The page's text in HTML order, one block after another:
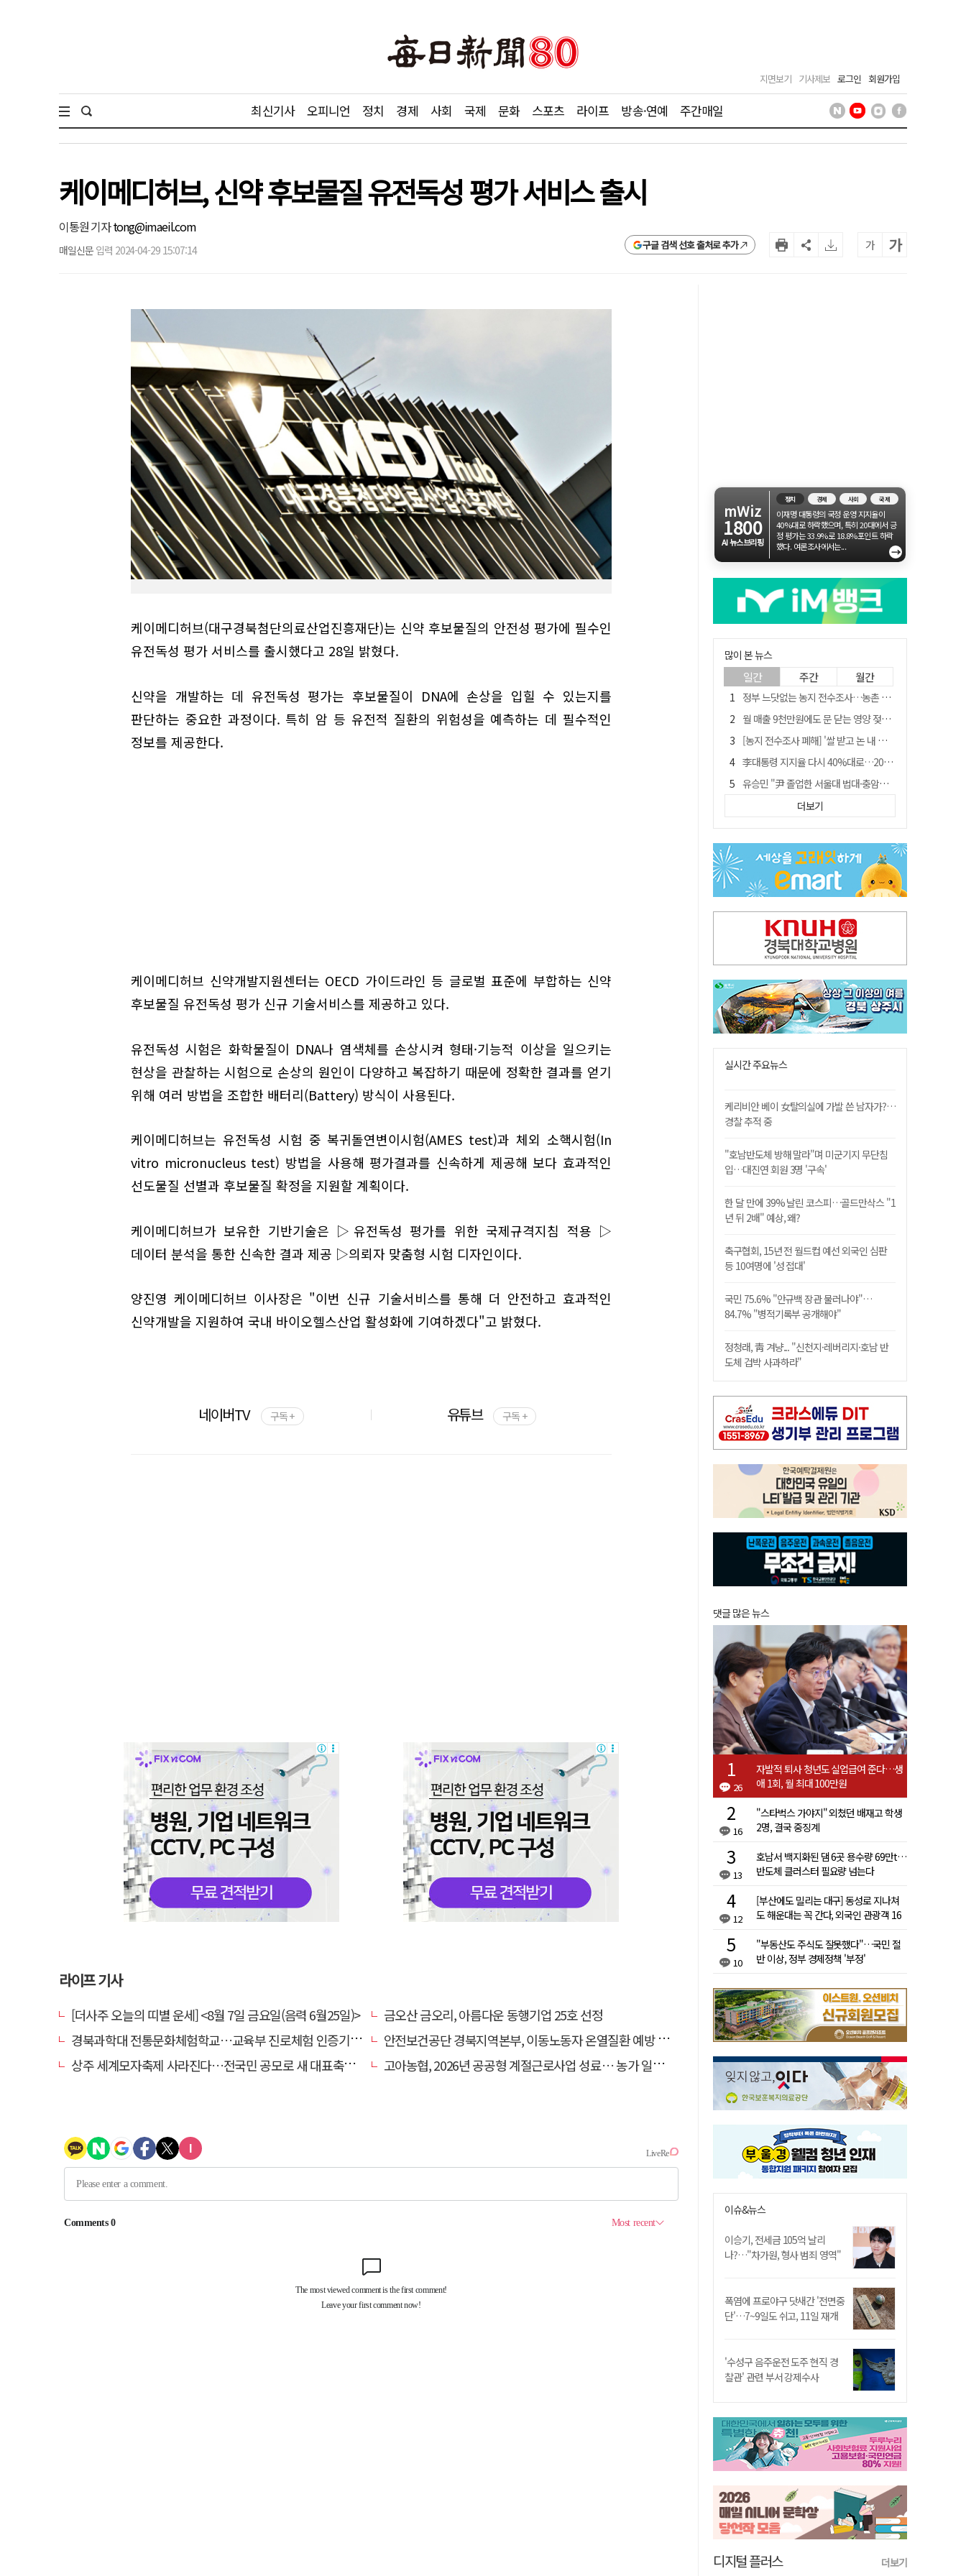
지면보기 기사제보 로그인 회원가입
최신기사 오피니언 정치 경제 사회 국제 문화 스포츠 라이프 방송·연예 주간매일
케이메디허브, 신약 후보물질 유전독성 평가 서비스 출시
이통원 기자tong@imaeil.com
매일신문 입력 2024-04-29 15:07:14 구글 검색 선호 출처로 추가 가 가
케이메디허브(대구경북첨단의료산업진흥재단)는 신약 후보물질의 안전성 평가에 필수인
유전독성 평가 서비스를 출시했다고 28일 밝혔다.
신약을 개발하는 데 유전독성 평가는 후보물질이 DNA에 손상을 입힐 수 있는지를
판단하는 중요한 과정이다. 특히 암 등 유전적 질환의 위험성을 예측하는 데 필수적인
정보를 제공한다.
케이메디허브 신약개발지원센터는 OECD 가이드라인 등 글로벌 표준에 부합하는 신약
후보물질 유전독성 평가 신규 기술서비스를 제공하고 있다.
유전독성 시험은 화학물질이 DNA나 염색체를 손상시켜 형태·기능적 이상을 일으키는
현상을 관찰하는 시험으로 손상의 원인이 다양하고 복잡하기 때문에 정확한 결과를 얻기
위해 여러 방법을 조합한 배터리(Battery) 방식이 사용된다.
케이메디허브는 유전독성 시험 중 복귀돌연변이시험(AMES test)과 체외 소핵시험(In
vitro micronucleus test) 방법을 사용해 평가결과를 신속하게 제공해 보다 효과적인
선도물질 선별과 후보물질 확정을 지원할 계획이다.
케이메디허브가 보유한 기반기술은 ▷유전독성 평가를 위한 국제규격지침 적용 ▷
데이터 분석을 통한 신속한 결과 제공 ▷의뢰자 맞춤형 시험 디자인이다.
양진영 케이메디허브 이사장은 "이번 신규 기술서비스를 통해 더 안전하고 효과적인
신약개발을 지원하여 국내 바이오헬스산업 활성화에 기여하겠다"고 밝혔다.
네이버TV 구독 + 유튜브 구독 +
라이프 기사
[더사주 오늘의 띠별 운세] <8월 7일 금요일(음력 6월25일)>
금오산 금오리, 아름다운 동행기업 25호 선정
경북과학대 전통문화체험학교…교육부 진로체험 인증기관 선정
안전보건공단 경북지역본부, 이동노동자 온열질환 예방 캠페인
상주 세계모자축제 사라진다…전국민 공모로 새 대표축제 발굴 나서
고아농협, 2026년 공공형 계절근로사업 성료… 농가 일손 부족 해소 '효자'
mWiz
1800
AI 뉴스브리핑
정치 경제 사회 국제
이재명 대통령의 국정 운영 지지율이
40%대로 하락했으며, 특히 20대에서 긍
정 평가는 33.9%로 18.8%포인트 하락
했다. 여론조사에서는...
→
많이 본 뉴스
일간 주간 월간
정부 느닷없는 농지 전수조사…농촌 들쑤시는 '경자유전'의 칼날
월 매출 9천만원에도 문 닫는 영양 젖소농장… "일할 사람이 없어"
[농지 전수조사 폐해] '쌀 받고 논 내 준' 도지농 이제 어쩌나?
李대통령 지지율 다시 40%대로…20대는 18.8%p 급락
유승민 "尹 졸업한 서울대 법대·충암고도 없애야"…李 육사 통합 직격
[농지 전수조사 폐해] 농지값도 흔들리나…"도지 막히면 헐값 매물 나올 수도"
국민 51.9% "李 대통령 재판 재개 필요하다"
경북 영천시, 9월부터 11월까지 반값 여행 혜택 제공
아쉬운 태클
더보기
실시간 주요뉴스
케리비안 베이 女탈의실에 가발 쓴 남자가?…
경찰 추적 중
"호남반도체 방해 말라"며 미군기지 무단침
입…대진연 회원 3명 '구속'
한 달 만에 39% 날린 코스피…골드만삭스 "1
년 뒤 2배" 예상, 왜?
축구협회, 15년 전 월드컵 예선 외국인 심판
등 10여명에 '성 접대'
국민 75.6% "안규백 장관 물러나야"…
84.7% "병적기록부 공개해야"
정청래, 靑 겨냥... "신천지·레버리지·호남 반
도체 겁박 사과하라"
댓글 많은 뉴스
26
자발적 퇴사 청년도 실업급여 준다…생
애 1회, 월 최대 100만원
16
"스타벅스 가야지" 외쳤던 배재고 학생
2명, 결국 중징계
13
호남서 백지화된 댐 6곳 용수량 69만t…
반도체 클러스터 필요량 넘는다
12
[부산에도 밀리는 대구] 동성로 지나쳐
도 해운대는 꼭 간다, 외국인 관광객 16
10
"부동산도 주식도 잘못했다"…국민 절
반 이상, 정부 경제정책 '부정'
이슈&뉴스
이승기, 전세금 105억 날리
나?…"차가원, 형사 범죄 영역"
폭염에 프로야구 닷새간 '전면중
단'…7~9일도 쉬고, 11일 재개
'수성구 음주운전 도주 현직 경
찰관' 관련 부서 강제수사
디지털 플러스 더보기